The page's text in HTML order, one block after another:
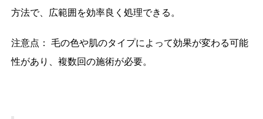
方法で、広範囲を効率良く処理できる。
注意点： 毛の色や肌のタイプによって効果が変わる可能
性があり、複数回の施術が必要。